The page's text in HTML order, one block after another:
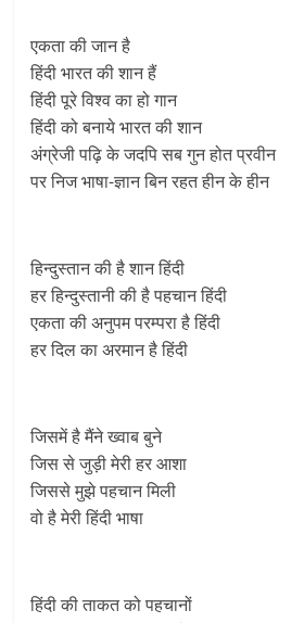
एकता की जान है
हिंदी भारत की शान हैं
हिंदी पूरे विश्व का हो गान
हिंदी को बनाये भारत की शान
अंग्रेजी पढ़ि के जदपि सब गुन होत प्रवीन
पर निज भाषा-ज्ञान बिन रहत हीन के हीन
हिन्दुस्तान की है शान हिंदी
हर हिन्दुस्तानी की है पहचान हिंदी
एकता की अनुपम परम्परा है हिंदी
हर दिल का अरमान है हिंदी
जिसमें है मैंने ख्वाब बुने
जिस से जुड़ी मेरी हर आशा
जिससे मुझे पहचान मिली
वो है मेरी हिंदी भाषा
हिंदी की ताकत को पहचानों